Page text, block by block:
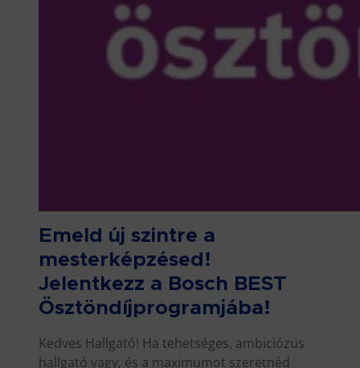
Emeld új szintre a
mesterképzésed!
Jelentkezz a Bosch BEST
Ösztöndíjprogramjába!
Kedves Hallgató! Ha tehetséges, ambiciózus
hallgató vagy, és a maximumot szeretnéd